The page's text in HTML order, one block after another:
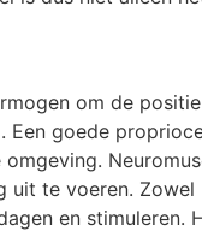
om de
Een goede
uit te voeren.
en stimuleren.